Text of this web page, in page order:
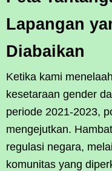
Lapangan
Diabaikan
Ketika kami
kesetaraan gender
periode 2021-2023,
mengejutkan.
regulasi negara,
komunitas yang